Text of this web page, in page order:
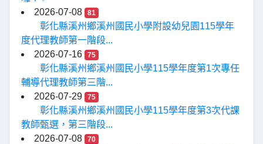
2026-07-08
81
彰化縣溪州鄉溪州國民小學附設幼兒園115學年
度代理教師第一階段...
2026-07-16
75
彰化縣溪州鄉溪州國民小學115學年度第1次專任
輔導代理教師第三階...
2026-07-29
75
彰化縣溪州鄉溪州國民小學115學年度第3次代課
教師甄選，第三階段...
2026-07-08
70